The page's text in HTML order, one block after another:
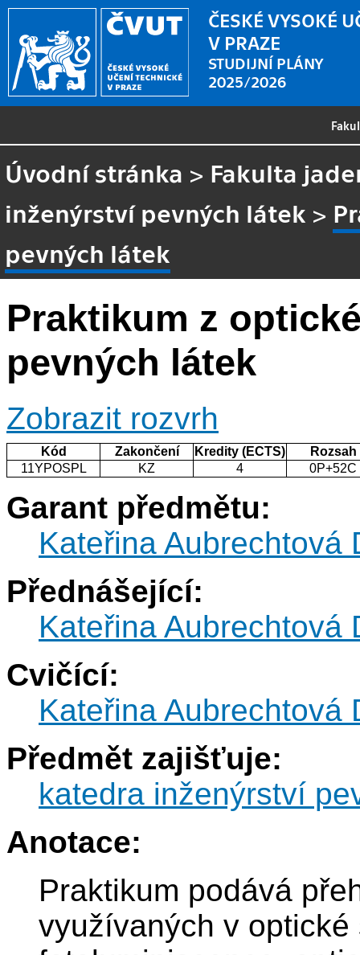
ČESKÉ VYSOKÉ
V PRAZE
STUDIJNÍ PLÁNY
2025/2026
Úvodní stránka > Fakulta
inženýrství pevných látek >
pevných látek
Praktikum z
pevných látek
Zobrazit rozvrh
Kód Zakončení Kredity (ECTS)
Rozsah
11YPOSPL
KZ 4 0P+52C
Garant předmětu:
Kateřina Aubrechtová
Přednášející:
Kateřina Aubrechtová
Cvičící:
Kateřina Aubrechtová
Předmět zajišťuje:
katedra inženýrství
Anotace:
Praktikum podává
využívaných v